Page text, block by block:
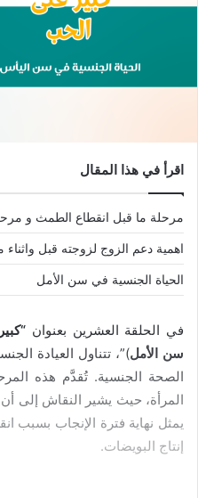
اقرأ في هذا المقال
مرحلة ما قبل انقطاع الطمث و
اهمية دعم الزوج لزوجته قبل
الحياة الجنسية في سن الأمل
في الحلقة العشرين بعنوان
سن الأمل)”، تتناول العيادة
الصحة الجنسية. تُقدَّم هذه
المرأة، حيث يشير النقاش إلى أن
يمثل نهاية فترة الإنجاب بسبب
إنتاج البويضات.